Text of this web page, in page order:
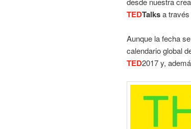
TEDTalksa
Aunque la fecha
calendario global
TED2017 y,